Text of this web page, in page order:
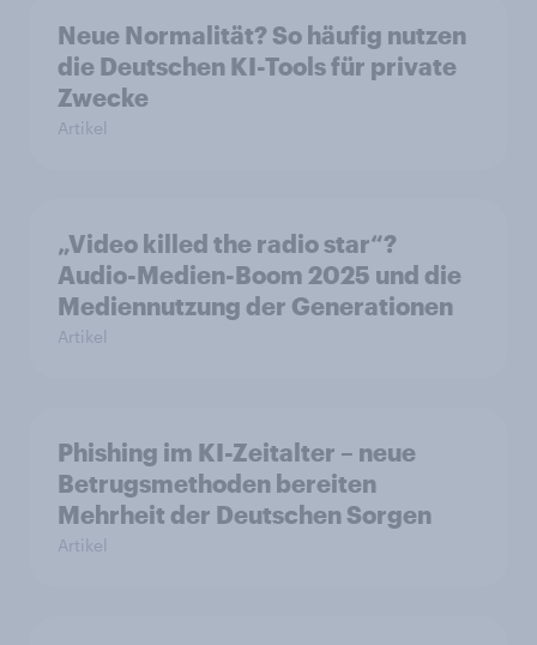
Neue Normalität? So häufig nutzen
die Deutschen KI-Tools für private
Zwecke
Artikel
„Video killed the radio star“?
Audio-Medien-Boom 2025 und die
Mediennutzung der Generationen
Artikel
Phishing im KI-Zeitalter – neue
Betrugsmethoden bereiten
Mehrheit der Deutschen Sorgen
Artikel